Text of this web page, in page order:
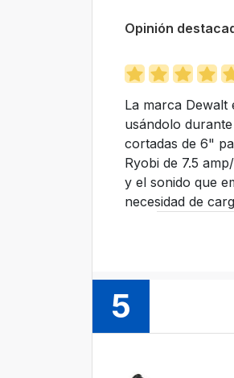
Opinión
La marca Dewalt
usándolo
cortadas de 6"
Ryobi de 7.5
y el sonido que
necesidad de
5